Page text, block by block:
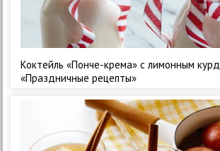
Коктейль «Понче-крема» с лимонным
«Праздничные рецепты»